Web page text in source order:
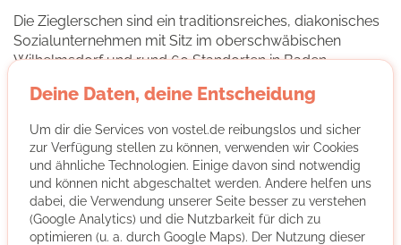
Die Zieglerschen sind ein traditionsreiches, diakonisches
Sozialunternehmen mit Sitz im oberschwäbischen
Wilhelmsdorf und rund 60 Standorten in Baden-
mit vielen Ehrenamtlichen pro Jahr etwa 8.000
Menschen in den Hilfearten Altenhilfe, Behindertenhilfe,
Hör-Sprachzentrum, Jugendhilfe und Suchthilfe auf
Grundlage des christlichen Leitbilds der Zieglerschen.
Mehr über die Organisation
Deine Daten, deine Entscheidung
Um dir die Services von vostel.de reibungslos und sicher
zur Verfügung stellen zu können, verwenden wir Cookies
und ähnliche Technologien. Einige davon sind notwendig
und können nicht abgeschaltet werden. Andere helfen uns
dabei, die Verwendung unserer Seite besser zu verstehen
(Google Analytics) und die Nutzbarkeit für dich zu
optimieren (u. a. durch Google Maps). Der Nutzung dieser